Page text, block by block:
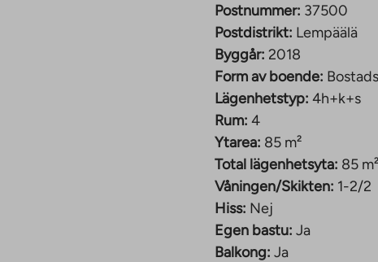
Lägenheterna i
Parkeringsplatser
på Maakalantie 18
Maakalantie 22 D-E
i byn Maakalan, ett
Postnummer: 37500
Postdistrikt: Lempäälä
Byggår: 2018
Form av boende:
Lägenhetstyp: 4h+k+s
Rum: 4
Ytarea: 85 m²
Total lägenhetsyta: 85 m²
Våningen/Skikten: 1-2/2
Hiss: Nej
Egen bastu: Ja
Balkong: Ja